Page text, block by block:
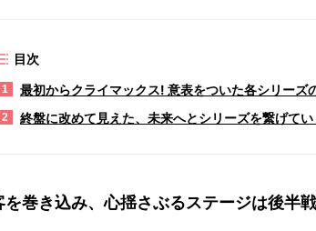
目次
1 最初からクライマックス! 意表をついた各シリーズ
2 終盤に改めて見えた、未来へとシリーズを繋げてい
を巻き込み、心揺さぶるステージは後半